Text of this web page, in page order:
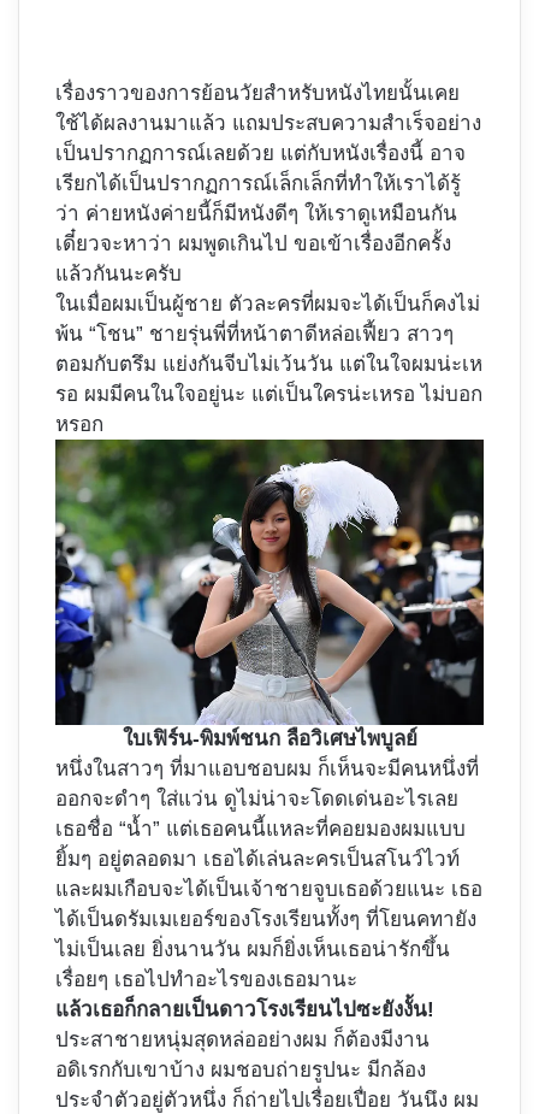
เรื่องราวของการย้อนวัยสำหรับหนังไทยนั้นเคย
ใช้ได้ผลงานมาแล้ว แถมประสบความสำเร็จอย่าง
เป็นปรากฏการณ์เลยด้วย แต่กับหนังเรื่องนี้ อาจ
เรียกได้เป็นปรากฏการณ์เล็กเล็กที่ทำให้เราได้รู้
ว่า ค่ายหนังค่ายนี้ก็มีหนังดีๆ ให้เราดูเหมือนกัน
เดี๋ยวจะหาว่า ผมพูดเกินไป ขอเข้าเรื่องอีกครั้ง
แล้วกันนะครับ
ในเมื่อผมเป็นผู้ชาย ตัวละครที่ผมจะได้เป็นก็คงไม่
พ้น “โชน” ชายรุ่นพี่ที่หน้าตาดีหล่อเฟี้ยว สาวๆ
ตอมกับตรึม แย่งกันจีบไม่เว้นวัน แต่ในใจผมน่ะเห
รอ ผมมีคนในใจอยู่นะ แต่เป็นใครน่ะเหรอ ไม่บอก
หรอก
ใบเฟิร์น-พิมพ์ชนก ลือวิเศษไพบูลย์
หนึ่งในสาวๆ ที่มาแอบชอบผม ก็เห็นจะมีคนหนึ่งที่
ออกจะดำๆ ใส่แว่น ดูไม่น่าจะโดดเด่นอะไรเลย
เธอชื่อ “น้ำ” แต่เธอคนนี้แหละที่คอยมองผมแบบ
ยิ้มๆ อยู่ตลอดมา เธอได้เล่นละครเป็นสโนว์ไวท์
และผมเกือบจะได้เป็นเจ้าชายจูบเธอด้วยแนะ เธอ
ได้เป็นดรัมเมเยอร์ของโรงเรียนทั้งๆ ที่โยนคทายัง
ไม่เป็นเลย ยิ่งนานวัน ผมก็ยิ่งเห็นเธอน่ารักขึ้น
เรื่อยๆ เธอไปทำอะไรของเธอมานะ
แล้วเธอก็กลายเป็นดาวโรงเรียนไปซะยังงั้น!
ประสาชายหนุ่มสุดหล่ออย่างผม ก็ต้องมีงาน
อดิเรกกับเขาบ้าง ผมชอบถ่ายรูปนะ มีกล้อง
ประจำตัวอยู่ตัวหนึ่ง ก็ถ่ายไปเรื่อยเปื่อย วันนึง ผม